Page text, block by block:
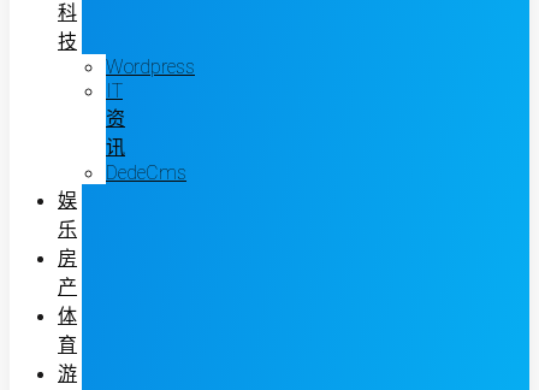
科
技
Wordpress
IT
资
讯
DedeCms
娱
乐
房
产
体
育
游